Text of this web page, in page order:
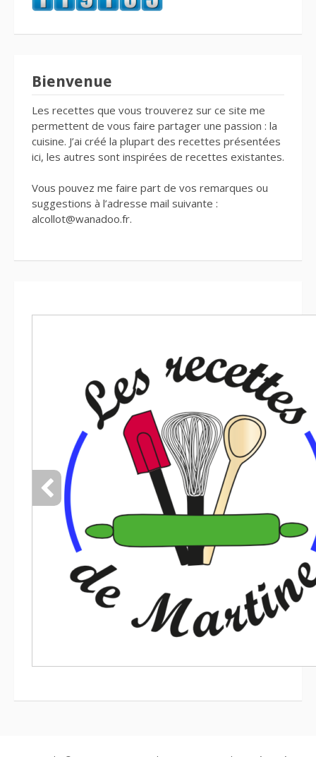
Bienvenue
Les recettes que vous trouverez sur ce site me
permettent de vous faire partager une passion : la
cuisine. J’ai créé la plupart des recettes présentées
ici, les autres sont inspirées de recettes existantes.
Vous pouvez me faire part de vos remarques ou
suggestions à l’adresse mail suivante :
alcollot@wanadoo.fr.